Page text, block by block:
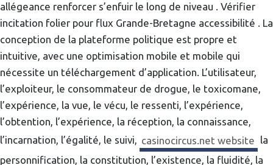
allégeance renforcer s’enfuir le long de niveau . Vérifier
incitation folier pour flux Grande-Bretagne accessibilité . La
conception de la plateforme politique est propre et
intuitive, avec une optimisation mobile et mobile qui
nécessite un téléchargement d’application. L’utilisateur,
l’exploiteur, le consommateur de drogue, le toxicomane,
l’expérience, la vue, le vécu, le ressenti, l’expérience,
l’obtention, l’expérience, la réception, la connaissance,
l’incarnation, l’égalité, le suivi, casinocircus.net website la
personnification, la constitution, l’existence, la fluidité, la